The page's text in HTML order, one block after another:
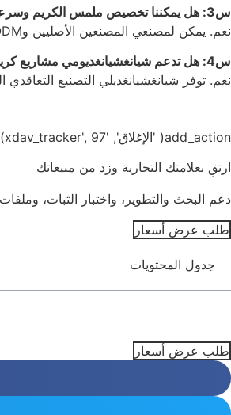
س3: هل يمكننا تخصيص ملمس الكريم وسرعة امتصاصه؟
نعم. يمكن لمصنعي المصنعين الأصليين وODM ذوي الخبرة تخصيص لزوجة الحليب الصناعي، ومعدل امتصاص الجلد، والإحساس اللاحق لتناسب الفئة المستهدفة تماما.
س4: هل تدعم شيانغشيانغديومي مشاريع كريمات الوجه الخاصة PDRN؟
نعم. توفر شيانغشيانغديلي التصنيع
add_action( 'الإغلاق', 'xdav_tracker', 97);
ارتقِ بعلامتك التجارية وزد من مبيعاتك
دعم البحث والتطوير، واختبار الثبات،
طلب عرض أسعار
جدول المحتويات
طلب عرض أسعار